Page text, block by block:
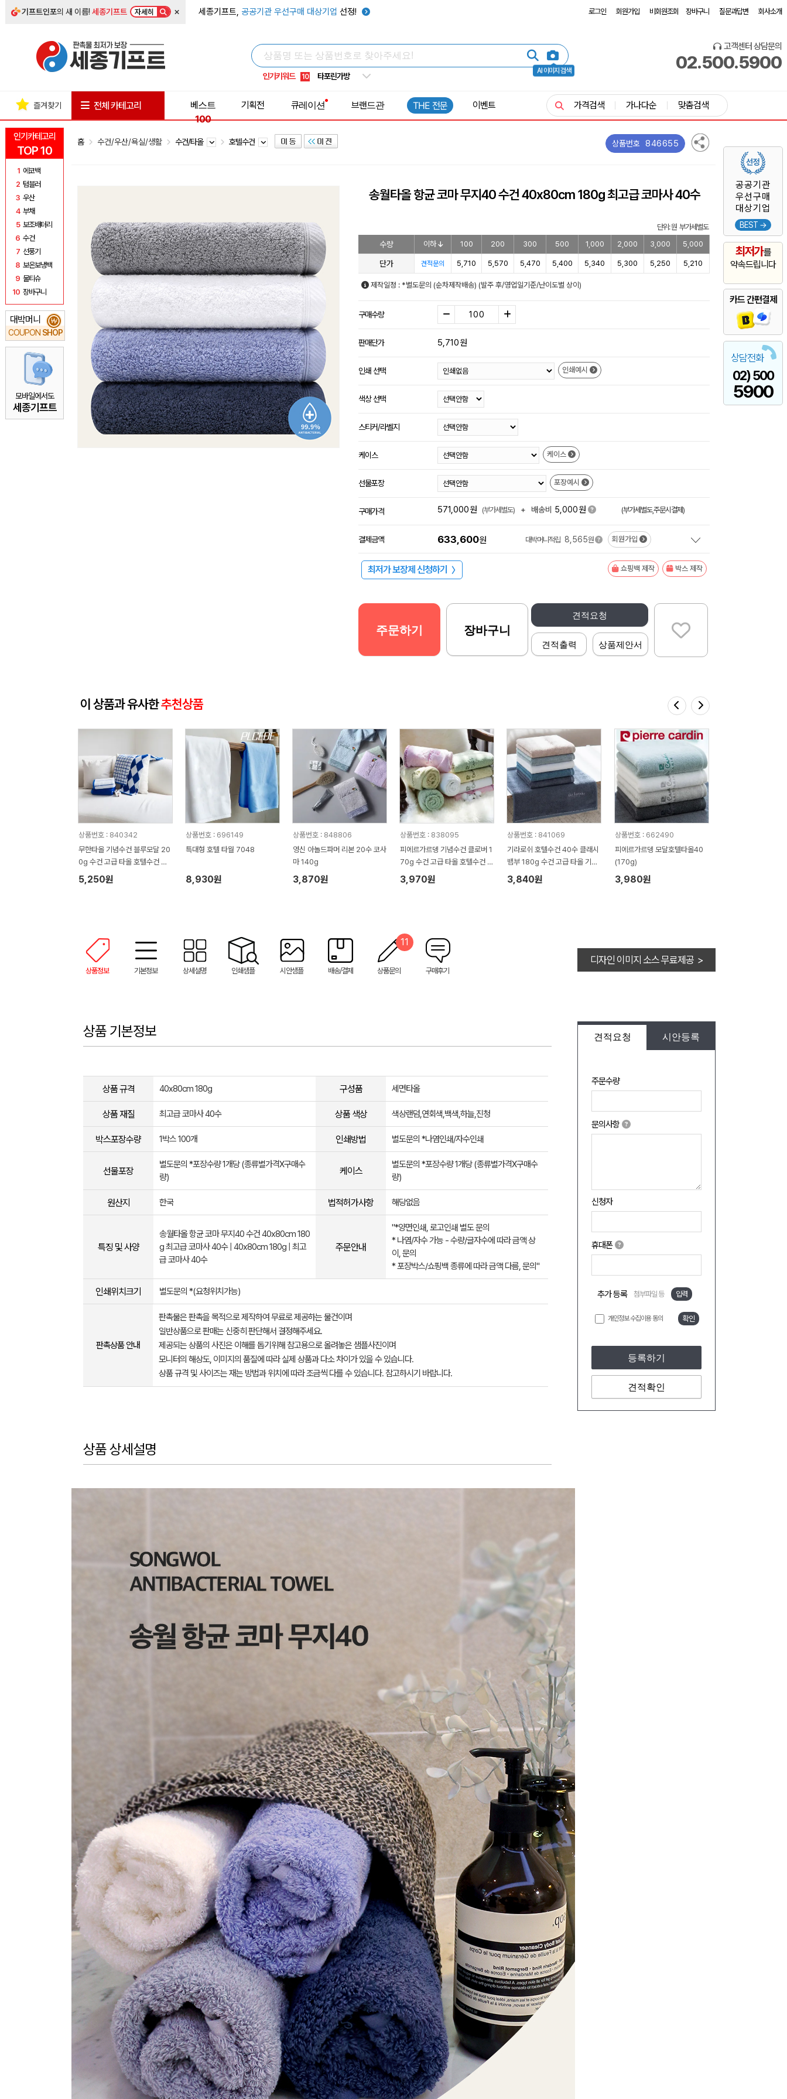
기프트인포의 새 이름!세종기프트 자세히 × 세종기프트, 공공기관 우선구매 대상기업 선정! 로그인 회원가입 비회원조회 장바구니 질문과답변 회사소개
AI 이미지 검색
인기키워드
6 우산
9 넥쿨러
10 타포린가방
고객센터 상담문의
02.500.5900
인기카테고리
TOP 10
1 에코백
2 텀블러
3 우산
4 부채
5 보조배터리
6 수건
7 선풍기
8 보온보냉백
9 물티슈
10 장바구니
대박머니
COUPON SHOP
₩
모바일에서도
세종기프트
공공기관
우선구매
대상기업
BEST →
최저가를
약속드립니다
카드 간편결제
상담전화
02) 500
5900
즐겨찾기 전체 카테고리
베스트
100
기획전 큐레이션 브랜드관 THE 전문 이벤트 가격검색 가나다순 맞춤검색
홈 수건/우산/욕실/생활 수건/타올 호텔수건 상품번호 846655
송월타올 항균 코마 무지40 수건 40x80cm 180g 최고급 코마사 40수
단위: 원 부가세별도
수량 이하 100 200 300 500 1,000 2,000 3,000 5,000
단가 견적문의 5,710 5,570 5,470 5,400 5,340 5,300 5,250 5,210
제작일정 : *별도문의 (순차제작배송) (발주 후/영업일기준/난이도별 상이)
구매수량
판매단가 5,710원
인쇄 선택 인쇄예시
색상 선택
스티커/라벨지
케이스 케이스
선물포장 포장예시
구매가격 571,000원 (부가세별도) + 배송비 5,000원 (부가세별도,주문시결제)
결제금액 633,600원 대박머니적립 8,565원 회원가입
최저가 보장제 신청하기 〉 쇼핑백 제작 박스 제작
견적요청
견적출력 상품제안서
주문하기 장바구니
이 상품과 유사한추천상품
상품번호 : 840342
무한타올 기념수건 블루모달 20
0g 수건 고급 타올 호텔수건 M
H03
5,250원
상품번호 : 696149
특대형 호텔 타월 7048
8,930원
상품번호 : 848806
영신 아놀드파머 리본 20수 코사
마 140g
3,870원
상품번호 : 838095
피에르가르뎅 기념수건 클로버 1
70g 수건 고급 타올 호텔수건 P
C05
3,970원
상품번호 : 841069
기라로쉬 호텔수건 40수 클래시
뱀부 180g 수건 고급 타올 기념
수건 GH16
3,840원
상품번호 : 662490
피에르가르뎅 모달호텔타올40
(170g)
3,980원
상품정보 기본정보 상세설명 인쇄샘플 시안샘플 배송/결제 상품문의
11
구매후기
디자인 이미지 소스 무료제공 >
견적요청 시안등록
주문수량
문의사항
신청자
휴대폰
추가 등록 첨부파일 등 입력
개인정보 수집이용 동의 확인
등록하기
견적확인
상품 기본정보
상품 규격 40x80cm 180g 구성품 세면타올
상품 재질 최고급 코마사 40수 상품 색상 색상랜덤,연회색,백색,하늘,진청
박스포장수량 1박스 100개 인쇄방법 별도문의 *나염인쇄/자수인쇄
선물포장
별도문의 *포장수량 1개당 (종류별가격X구매수
량)
케이스
별도문의 *포장수량 1개당 (종류별가격X구매수
량)
원산지 한국 법적허가사항 해당없음
특징 및 사양
송월타올 항균 코마 무지40 수건 40x80cm 180
g 최고급 코마사 40수 | 40x80cm 180g | 최고
급 코마사 40수
주문안내
"*양면인쇄, 로고인쇄 별도 문의
* 나염/자수 가능 - 수량/글자수에 따라 금액 상
이, 문의
* 포장박스/쇼핑백 종류에 따라 금액 다름, 문의"
인쇄위치크기 별도문의 *(요청위치가능)
판촉상품 안내
판촉물은 판촉을 목적으로 제작하여 무료로 제공하는 물건이며
일반상품으로 판매는 신중히 판단해서 결정해주세요.
제공되는 상품의 사진은 이해를 돕기위해 참고용으로 올려놓은 샘플사진이며
모니터의 해상도, 이미지의 품질에 따라 실제 상품과 다소 차이가 있을 수 있습니다.
상품 규격 및 사이즈는 재는 방법과 위치에 따라 조금씩 다를 수 있습니다. 참고하시기 바랍니다.
상품 상세설명